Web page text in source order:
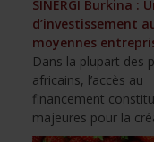
SINERGI Burkina :
d’investissement
moyennes
Dans la plupart des
africains, l’accès au
financement
majeures pour la